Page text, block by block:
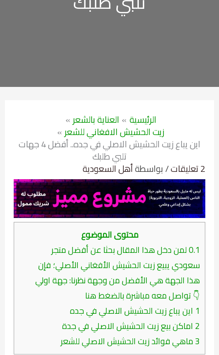
الرئيسية العناية بالشعر
زيت الحشيش الافغاني للشعر
اين يباع زيت الحشيش الاصلي في جده.. أفضل 4 جهات
تلبي طلبك
2 تعليقات / بواسطةأهل السعودية
محتوى الموضوع
0.1لمن دخل هذا المقال بحثا عن أفضل متجر
سعودي يبيع زيت الحشيش الأفغاني الأصلي؛ فإن
هذا الجهة هي الأفضل من وجهة نظرنا: جهة اولي
👇 تواصل معه مباشرة بالضغط هنا
1 اين يباع زيت الحشيش الاصلي في جده
2 اماكن بيع زيت الحشيش الاصلي في جدة
3ماهي فوائد زيت الحشيش الاصلي للشعر